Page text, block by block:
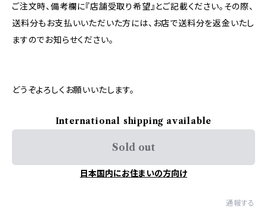
ご注文時、備考欄に『店舗受取り希望』とご記載ください。その際、
送料分もお支払いいただいた方には、お店で送料分を返金いたし
ますのでお知らせください。
どうぞよろしくお願いいたします。
International shipping available
Sold out
日本国内にお住まいの方向け
通報する